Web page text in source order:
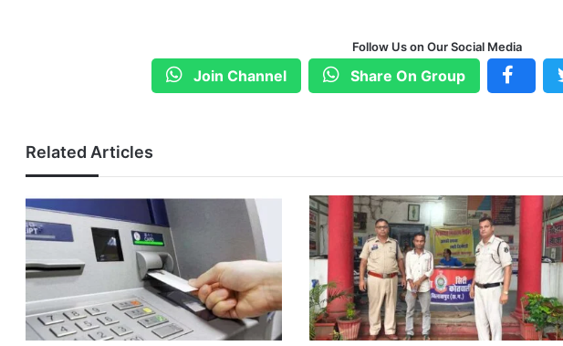
Follow Us on Our Social Media
Join Channel Share On Group
Related Articles